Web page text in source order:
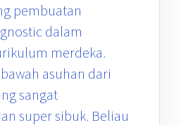
pembuatan
dalam
merdeka.
asuhan dari
sangat
super sibuk. Beliau